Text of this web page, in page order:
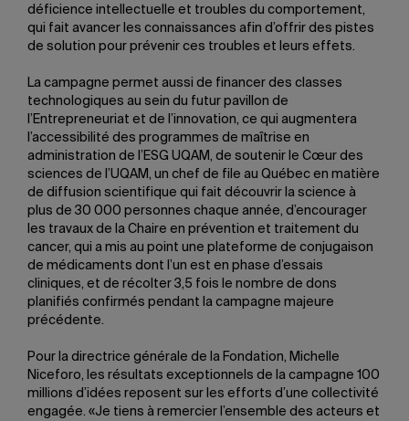
déficience intellectuelle et troubles du comportement,
qui fait avancer les connaissances afin d’offrir des pistes
de solution pour prévenir ces troubles et leurs effets.
La campagne permet aussi de financer des classes
technologiques au sein du futur pavillon de
l’Entrepreneuriat et de l’innovation, ce qui augmentera
l’accessibilité des programmes de maîtrise en
administration de l’ESG UQAM, de soutenir le Cœur des
sciences de l’UQAM, un chef de file au Québec en matière
de diffusion scientifique qui fait découvrir la science à
plus de 30 000 personnes chaque année, d’encourager
les travaux de la Chaire en prévention et traitement du
cancer, qui a mis au point une plateforme de conjugaison
de médicaments dont l’un est en phase d’essais
cliniques, et de récolter 3,5 fois le nombre de dons
planifiés confirmés pendant la campagne majeure
précédente.
Pour la directrice générale de la Fondation, Michelle
Niceforo, les résultats exceptionnels de la campagne 100
millions d’idées reposent sur les efforts d’une collectivité
engagée. «Je tiens à remercier l’ensemble des acteurs et